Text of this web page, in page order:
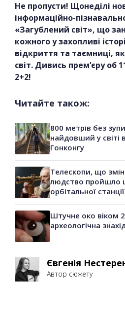
Не пропусти! Щонеділі
інформаційно-
«Загублений світ», що
кожного у захопливі
відкриття та таємниці,
світ. Дивись прем’єру об
2+2!
Читайте також:
800 метрів без
найдовший у світі
Гонконгу
Телескопи, що
людство пройшло
орбітальної
Штучне око віком 2
археологічна
Євгенія
Автор сюжету